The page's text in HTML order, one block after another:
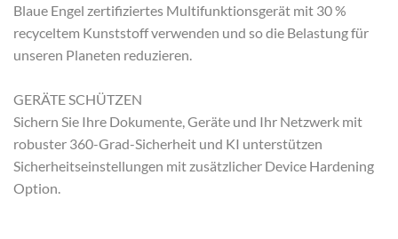
Blaue Engel zertifiziertes Multifunktionsgerät mit 30 %
recyceltem Kunststoff verwenden und so die Belastung für
unseren Planeten reduzieren.
GERÄTE SCHÜTZEN
Sichern Sie Ihre Dokumente, Geräte und Ihr Netzwerk mit
robuster 360-Grad-Sicherheit und KI unterstützen
Sicherheitseinstellungen mit zusätzlicher Device Hardening
Option.